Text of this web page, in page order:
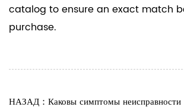
catalog to ensure an exact match
purchase.
НАЗАД：Каковы симптомы неисправности